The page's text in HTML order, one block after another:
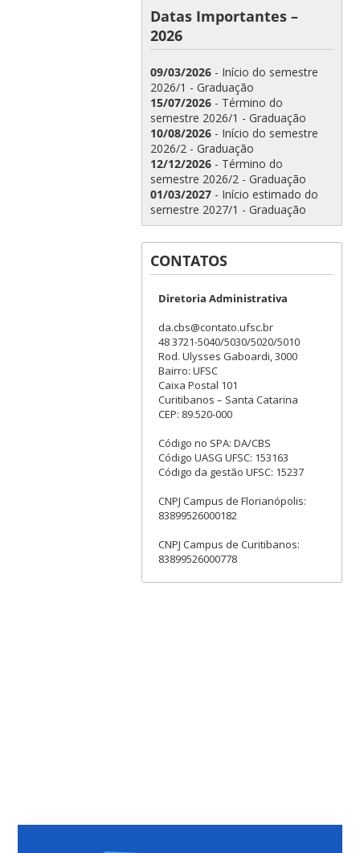
Datas Importantes –
2026
09/03/2026 - Início do semestre
2026/1 - Graduação
15/07/2026 - Término do
semestre 2026/1 - Graduação
10/08/2026 - Início do semestre
2026/2 - Graduação
12/12/2026 - Término do
semestre 2026/2 - Graduação
01/03/2027 - Início estimado do
semestre 2027/1 - Graduação
CONTATOS
Diretoria Administrativa
da.cbs@contato.ufsc.br
48 3721-5040/5030/5020/5010
Rod. Ulysses Gaboardi, 3000
Bairro: UFSC
Caixa Postal 101
Curitibanos – Santa Catarina
CEP: 89.520-000
Código no SPA: DA/CBS
Código UASG UFSC: 153163
Código da gestão UFSC: 15237
CNPJ Campus de Florianópolis:
83899526000182
CNPJ Campus de Curitibanos:
83899526000778